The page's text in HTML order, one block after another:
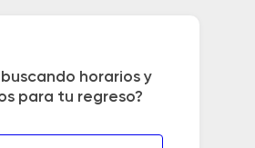
buscando horarios y
para tu regreso?